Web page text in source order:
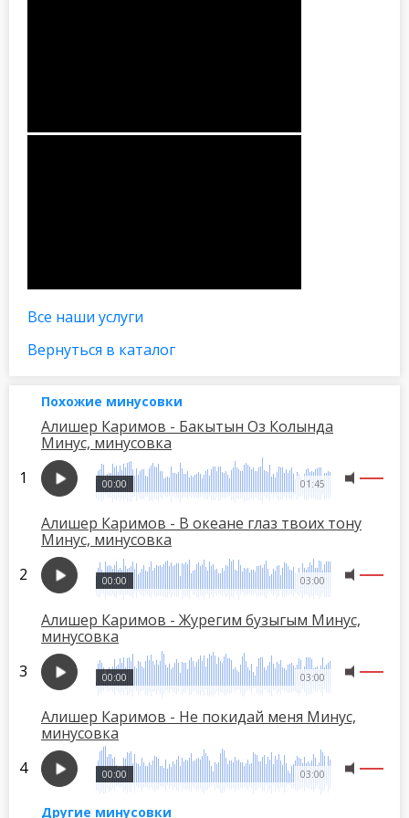
Все наши услуги
Вернуться в каталог
Похожие минусовки
Алишер Каримов - Бакытын Оз Колында
Минус, минусовка
01:45
00:00
Алишер Каримов - В океане глаз твоих тону
Минус, минусовка
03:00
00:00
Алишер Каримов - Журегим бузыгым Минус,
минусовка
03:00
00:00
Алишер Каримов - Не покидай меня Минус,
минусовка
03:00
00:00
Другие минусовки